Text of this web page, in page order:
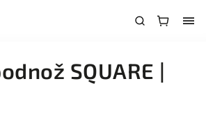
SQUARE |